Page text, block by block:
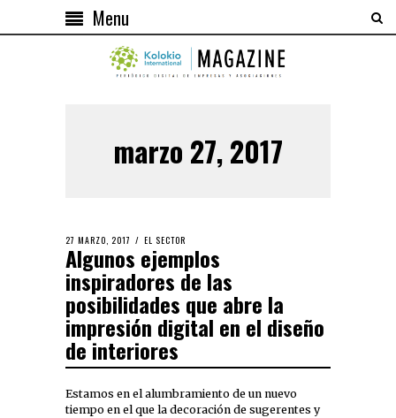
Menu
marzo 27, 2017
27 MARZO, 2017 EL SECTOR
Algunos ejemplos
inspiradores de las
posibilidades que abre la
impresión digital en el diseño
de interiores
Estamos en el alumbramiento de un nuevo
tiempo en el que la decoración de sugerentes y